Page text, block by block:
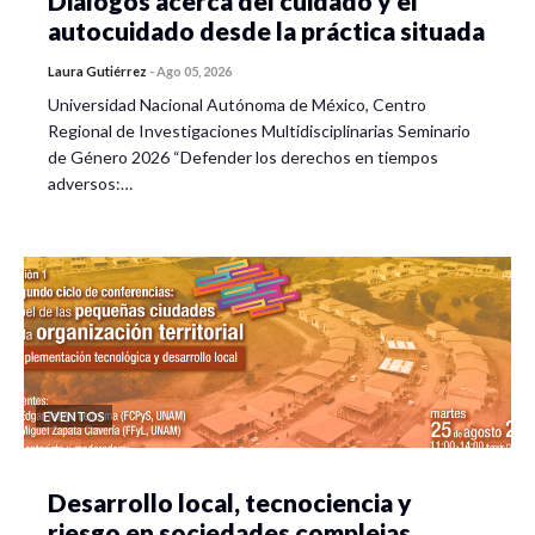
autocuidado desde la práctica situada
Laura Gutiérrez -Ago 05, 2026
Universidad Nacional Autónoma de México, Centro
Regional de Investigaciones Multidisciplinarias Seminario
de Género 2026 “Defender los derechos en tiempos
adversos:…
EVENTOS
Desarrollo local, tecnociencia y